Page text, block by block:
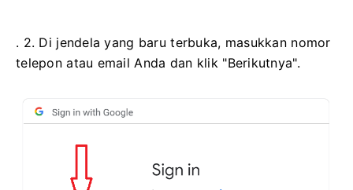
. 2. Di jendela yang baru terbuka, masukkan nomor
telepon atau email Anda dan klik "Berikutnya".